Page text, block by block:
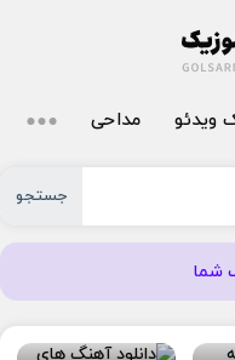
ویدئو مداحی
جستجو
شما